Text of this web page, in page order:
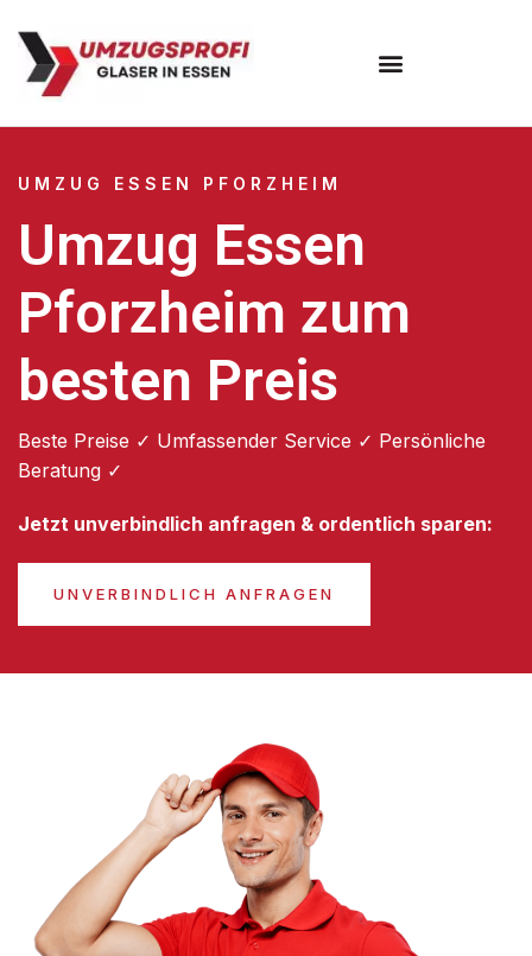
UMZUG ESSEN PFORZHEIM
Umzug Essen
Pforzheim zum
besten Preis
Beste Preise ✓ Umfassender Service ✓ Persönliche
Beratung ✓
Jetzt unverbindlich anfragen & ordentlich sparen:
UNVERBINDLICH ANFRAGEN